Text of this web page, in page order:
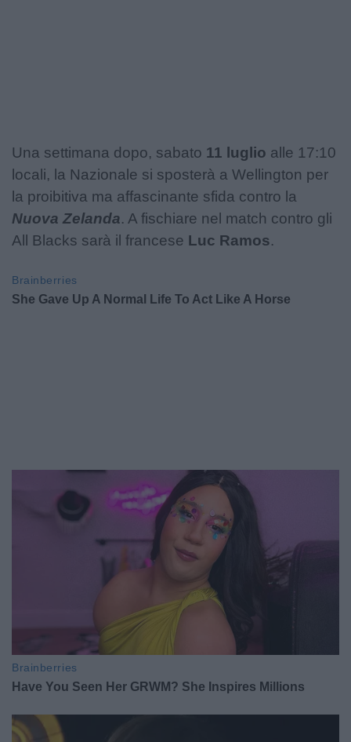
Una settimana dopo, sabato 11 luglio alle 17:10
locali, la Nazionale si sposterà a Wellington per
la proibitiva ma affascinante sfida contro la
Nuova Zelanda. A fischiare nel match contro gli
All Blacks sarà il francese Luc Ramos.